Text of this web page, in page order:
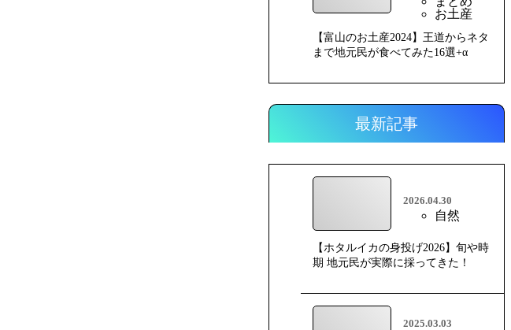
お土産
【富山のお土産2024】王道からネタ
まで地元民が食べてみた16選+α
最新記事
2026.04.30
自然
【ホタルイカの身投げ2026】旬や時
期 地元民が実際に採ってきた！
2025.03.03